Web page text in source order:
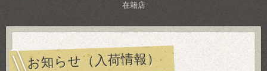
在籍店
お知らせ（入荷情報）